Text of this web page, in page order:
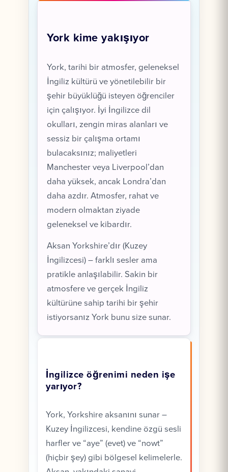
York kime yakışıyor
York, tarihi bir atmosfer, geleneksel
İngiliz kültürü ve yönetilebilir bir
şehir büyüklüğü isteyen öğrenciler
için çalışıyor. İyi İngilizce dil
okulları, zengin miras alanları ve
sessiz bir çalışma ortamı
bulacaksınız; maliyetleri
Manchester veya Liverpool’dan
daha yüksek, ancak Londra’dan
daha azdır. Atmosfer, rahat ve
modern olmaktan ziyade
geleneksel ve kibardır.
Aksan Yorkshire’dır (Kuzey
İngilizcesi) – farklı sesler ama
pratikle anlaşılabilir. Sakin bir
atmosfere ve gerçek İngiliz
kültürüne sahip tarihi bir şehir
istiyorsanız York bunu size sunar.
İngilizce öğrenimi neden işe
yarıyor?
York, Yorkshire aksanını sunar –
Kuzey İngilizcesi, kendine özgü sesli
harfler ve “aye” (evet) ve “nowt”
(hiçbir şey) gibi bölgesel kelimelerle.